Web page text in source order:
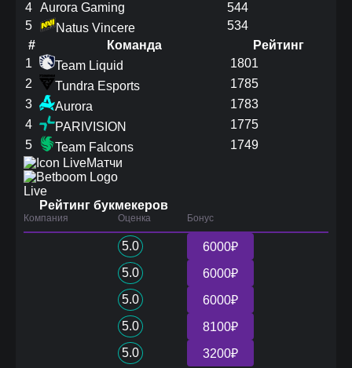
4 Aurora Gaming
544
5
Natus Vincere
534
#
Команда
Рейтинг
1
Team Liquid
1801
2
Tundra Esports
1785
3
Aurora
1783
4
PARIVISION
1775
5
Team Falcons
1749
Матчи
Live
Рейтинг букмекеров
Компания Оценка Бонус
5.0
6000₽
5.0
6000₽
5.0
6000₽
5.0
8100₽
5.0
3200₽